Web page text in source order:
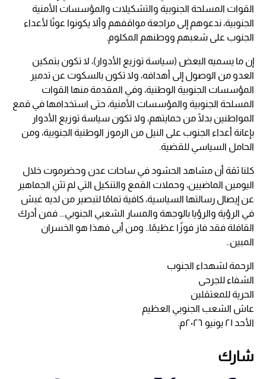
القوات المسلحة الجنوبية والتشكيلات والمؤسسات الأمنية
الجنوبية، ندعوهم إلى مراجعة مواقفهم وألا يكونوا عونًا لأعداء
الجنوب على شعبهم ووطنهم المكلوم.
إن ما يسميه البعض (سياسة توزيع الأدوار)، لا تكون بتمكين
العدو من الوصول إلى أهدافه، ولا تكون بالسكوت عن تدمير
المؤسسات الجنوبية الوطنية، وفي المقدمة منها القوات
المسلحة الجنوبية والمؤسسات الأمنية، حتى استخدامها في قمع
المواطنين بدلًا من حمايتهم، ولا تكون سياسة توزيع الأدوار
بإعانة أعداء الجنوب على النيل من الرموز الوطنية الجنوبية، ومن
الحامل السياسي للقضية.
كلنا ثقة أن مشاهد الحشود في ساحات عدن وحضرموت خلال
اليومين الماضيين، وحملات القمع والتنكيل التي لم تثنِ الجماهير
عن إيصال رسالتها السياسية، كافية تمامًا لتبصير من لديه غبش
في الرؤية والرؤيا بالوجهة والمسار الشعبي الجنوبي... فمن أدرك
القافلة فقد فاز فوزًا عظيمًا.. ومن أبى فهذا هو الخسران
المبين..
الرحمة لشهداء الجنوب
الشفاء للجرحى
الحرية للمعتقلين
عاش الشعب الجنوبي العظيم
الأحد ٢١ يونيو ٢٠٢٦م.
شارك